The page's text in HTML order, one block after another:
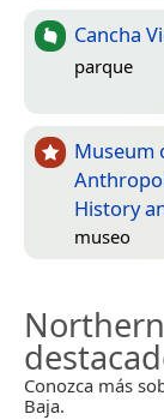
Cancha
parque
Museum
History
museo
Conozca más
Baja.